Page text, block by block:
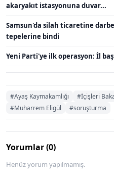
akaryakıt istasyonuna duvar...
Samsun'da silah ticaretine
tepelerine bindi
Yeni Parti'ye ilk operasyon: İl
#Ayaş Kaymakamlığı #İçişleri
#Muharrem Eligül
#soruşturma
Yorumlar (0)
Henüz yorum yapılmamış.